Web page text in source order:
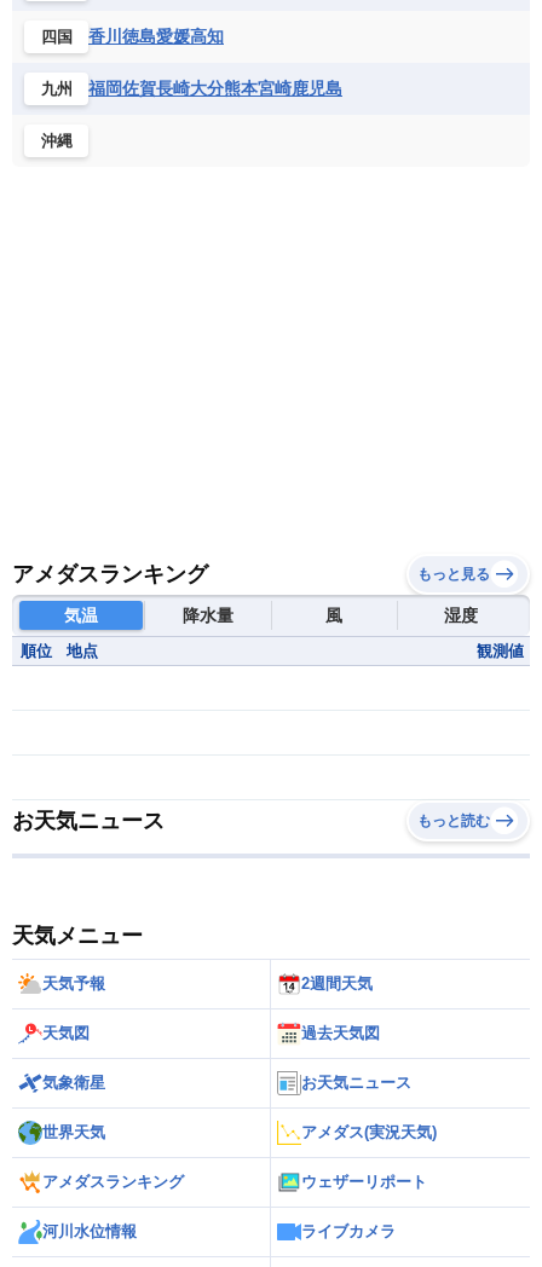
フランス領ギアナ
ベネズエラ
ベリーズ
ボリビア
メキシコ
チュニジア
ナミビア
ニジェール
ブルキナファソ
マダガスカル
四国 香川 徳島愛媛高知
九州 福岡佐賀長崎大分熊本宮崎鹿児島
沖縄
アメダスランキング もっと見る
気温 降水量 風 湿度
順位 地点 観測値
お天気ニュース もっと読む
天気メニュー
天気予報 2週間天気
天気図 過去天気図
気象衛星 お天気ニュース
世界天気 アメダス(実況天気)
アメダスランキング ウェザーリポート
河川水位情報 ライブカメラ